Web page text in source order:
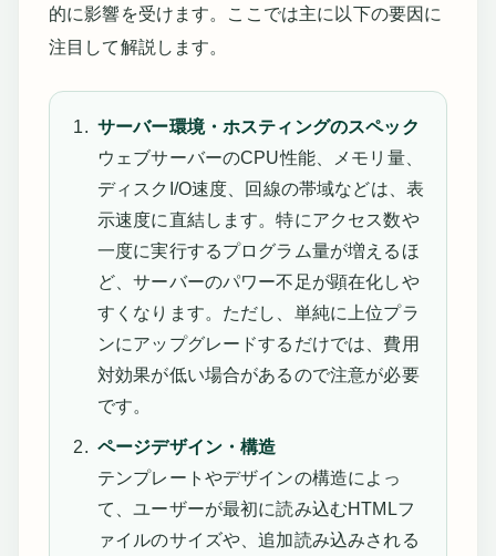
的に影響を受けます。ここでは主に以下の要因に
注目して解説します。
サーバー環境・ホスティングのスペック
ウェブサーバーのCPU性能、メモリ量、
ディスクI/O速度、回線の帯域などは、表
示速度に直結します。特にアクセス数や
一度に実行するプログラム量が増えるほ
ど、サーバーのパワー不足が顕在化しや
すくなります。ただし、単純に上位プラ
ンにアップグレードするだけでは、費用
対効果が低い場合があるので注意が必要
です。
ページデザイン・構造
テンプレートやデザインの構造によっ
て、ユーザーが最初に読み込むHTMLフ
ァイルのサイズや、追加読み込みされる